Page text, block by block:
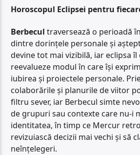
Horoscopul Eclipsei pentru
Berbecul traversează o perioadă
dintre dorințele personale și
devine tot mai vizibilă, iar eclipsa îl
reevalueze modul în care își
iubirea și proiectele personale.
colaborările și planurile de viitor
filtru sever, iar Berbecul simte
de grupuri sau contexte care nu-i
identitatea, în timp ce Mercur
revizuiască decizii mai vechi și să
neînțelegeri.